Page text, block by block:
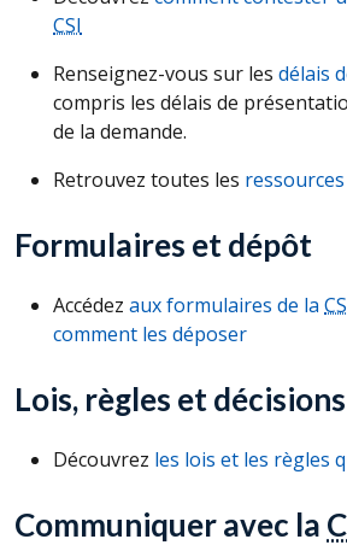
CSI
Renseignez-vous sur les délais
compris les délais de
de la demande.
Retrouvez toutes les
Formulaires et dépôt
Accédez aux formulaires de la
comment les déposer
Lois, règles et décisions
Découvrez les lois et les règles
Communiquer avec la